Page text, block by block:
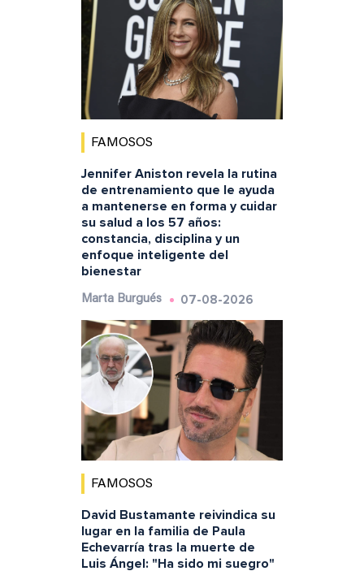
FAMOSOS
Jennifer Aniston revela la rutina
de entrenamiento que le ayuda
a mantenerse en forma y cuidar
su salud a los 57 años:
constancia, disciplina y un
enfoque inteligente del
bienestar
Marta Burgués 07-08-2026
FAMOSOS
David Bustamante reivindica su
lugar en la familia de Paula
Echevarría tras la muerte de
Luis Ángel: "Ha sido mi suegro"